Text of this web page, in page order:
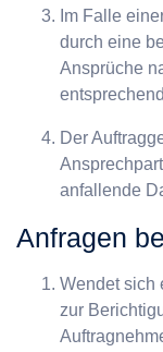
Im Falle
durch eine
Ansprüche
Der
anfallende
Anfragen
Wendet sich
zur